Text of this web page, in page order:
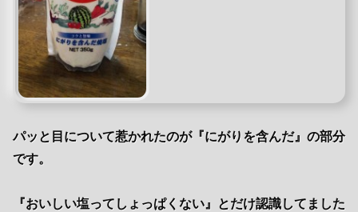
パッと目について惹かれたのが『にがりを含んだ』の部分
です。
『おいしい塩ってしょっぱくない』とだけ認識してました